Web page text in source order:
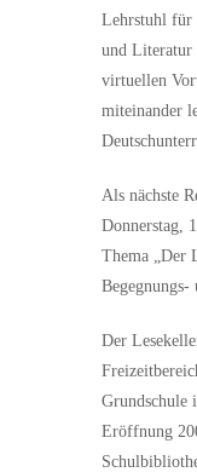
Lehrstuhl für
und Literatur
virtuellen
miteinander
Als nächste
Donnerstag,
Thema „Der
Begegnungs-
Der
Grundschule
Eröffnung